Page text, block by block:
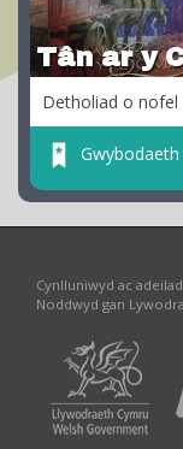
Tân ar y
Detholiad o nofel
Gwybodaeth
Cynlluniwyd ac
Noddwyd gan